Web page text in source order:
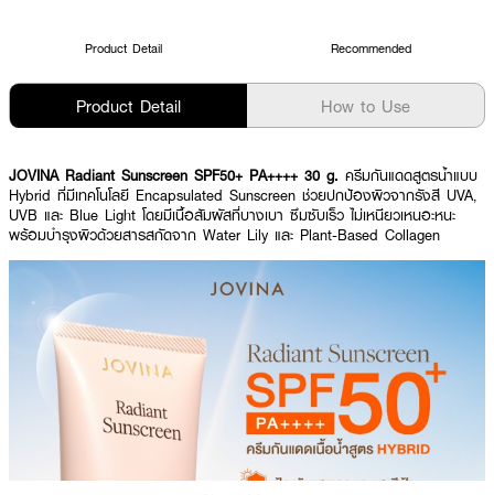
Product Detail Recommended
Product Detail How to Use
JOVINA Radiant Sunscreen SPF50+ PA++++ 30 g. ครีมกันแดดสูตรน้ำแบบ
Hybrid ที่มีเทคโนโลยี Encapsulated Sunscreen ช่วยปกป้องผิวจากรังสี UVA,
UVB และ Blue Light โดยมีเนื้อสัมผัสที่บางเบา ซึมซับเร็ว ไม่เหนียวเหนอะหนะ
พร้อมบำรุงผิวด้วยสารสกัดจาก Water Lily และ Plant-Based Collagen